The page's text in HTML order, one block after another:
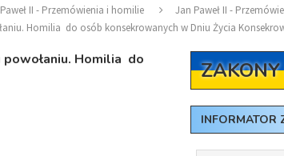
II - Przemówienia i homilie
Jan Paweł II -
Homilia do osób konsekrowanych w Dniu Życia
powołaniu. Homilia do
INFORMATOR